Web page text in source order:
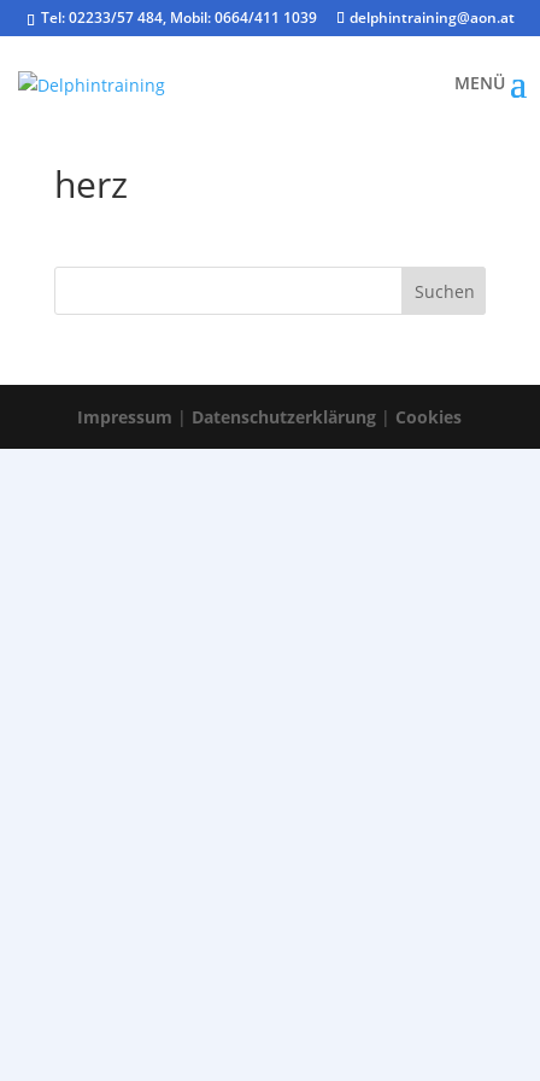
Tel: 02233/57 484, Mobil: 0664/411 1039 delphintraining@aon.at
herz
Impressum | Datenschutzerklärung | Cookies